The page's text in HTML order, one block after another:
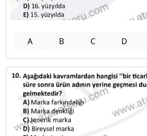
A B C D